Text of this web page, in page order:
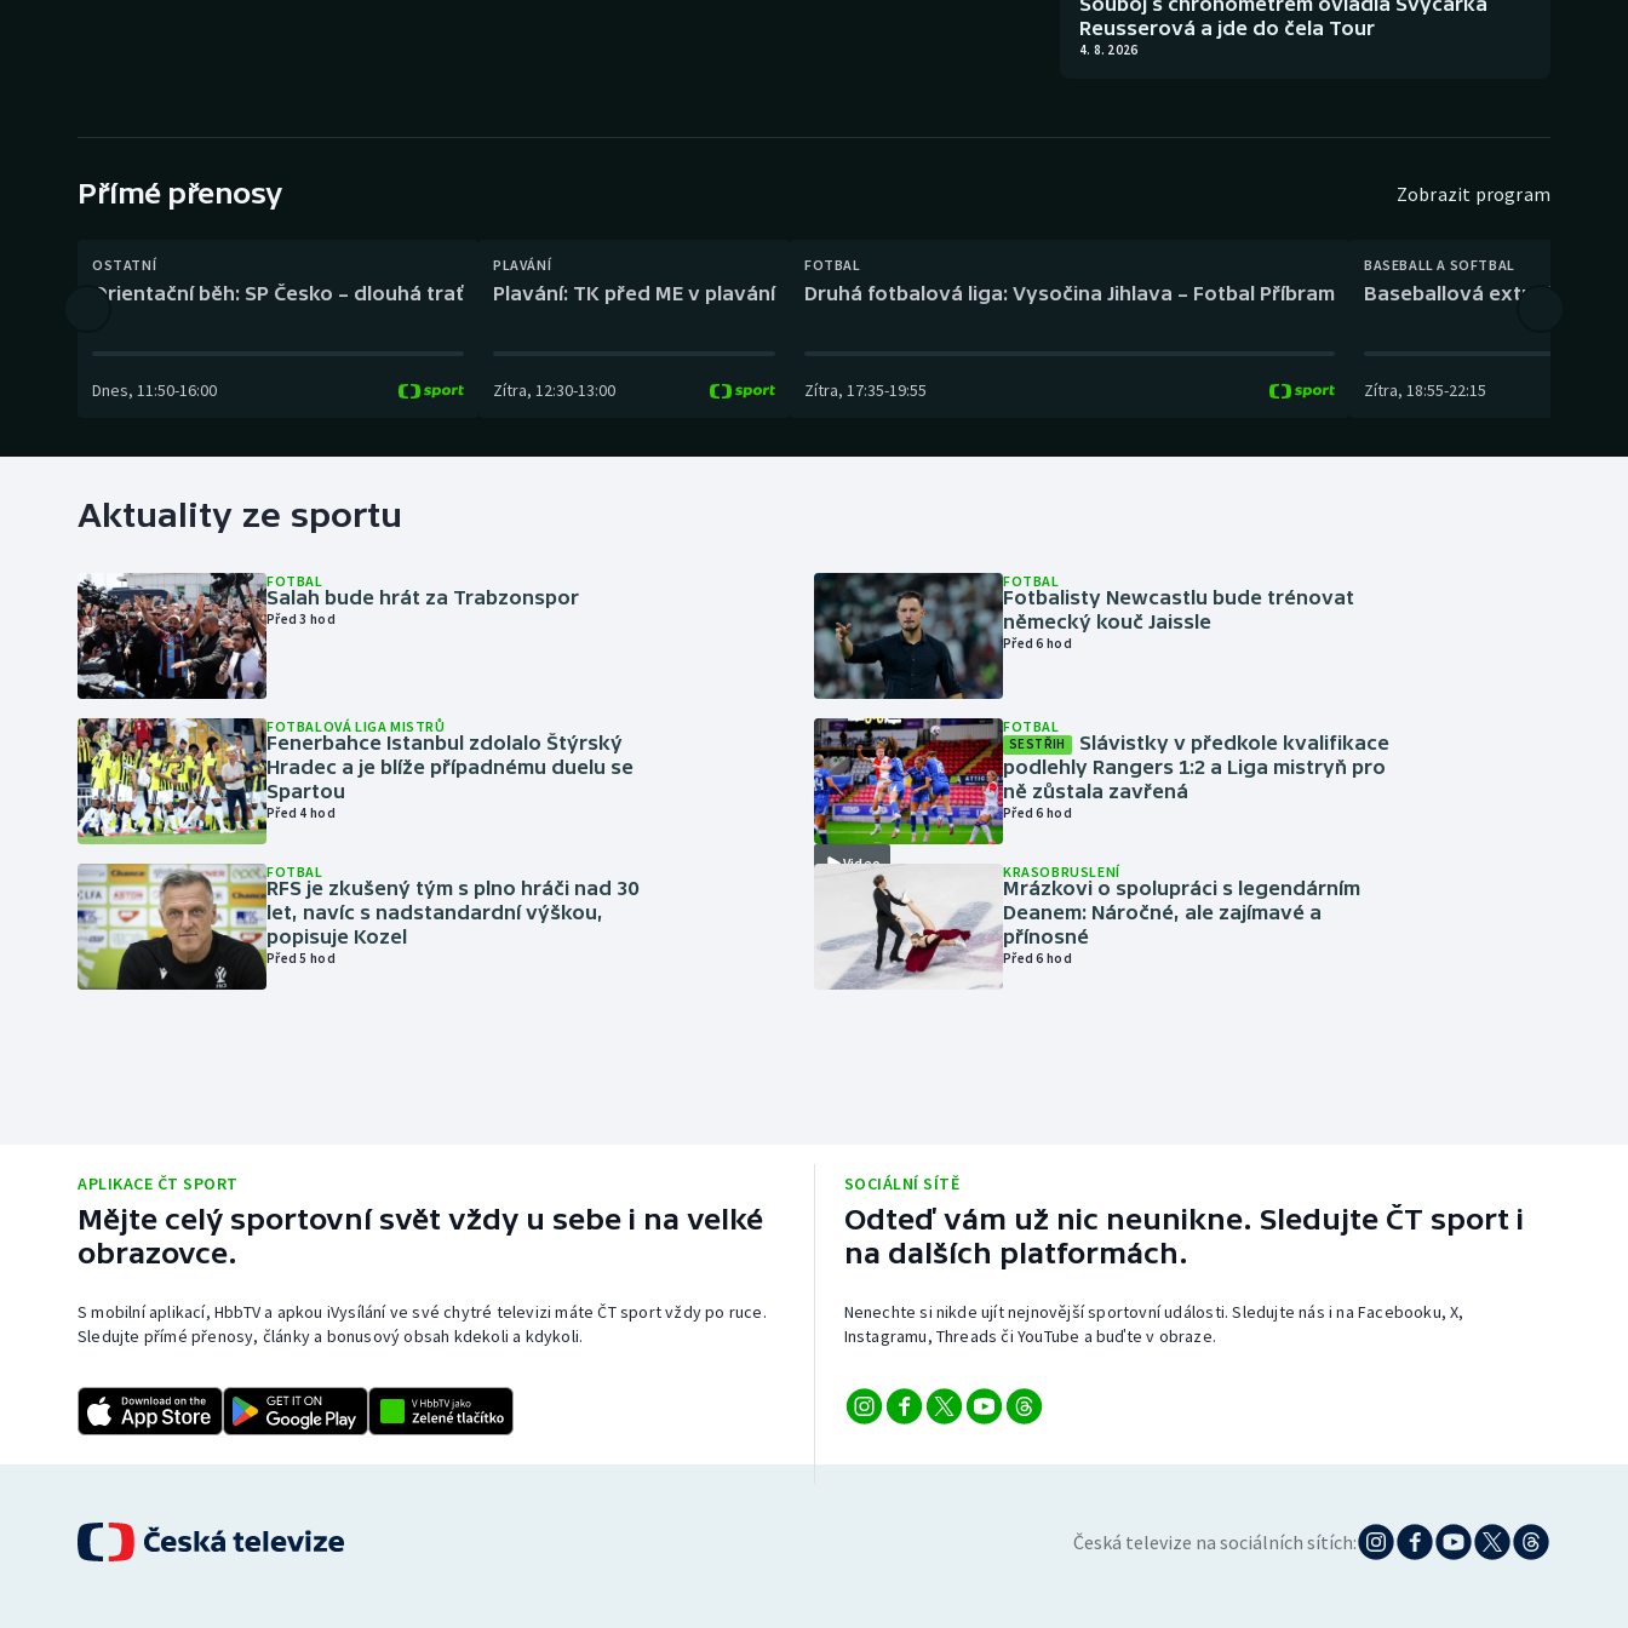
Gymnastika Plážový volejbal
Reusserová a jde do čela Tour
4. 8. 2026
Přímé přenosy Zobrazit program
OSTATNÍ
Orientační běh: SP Česko – dlouhá trať
Dnes, 11:50-16:00
PLAVÁNÍ
Plavání: TK před ME v plavání
Zítra, 12:30-13:00
FOTBAL
Druhá fotbalová liga: Vysočina Jihlava – Fotbal Příbram
Zítra, 17:35-19:55
BASEBALL A SOFTBAL
Baseballová extraliga:
Zítra, 18:55-22:15
Aktuality ze sportu
FOTBAL
Salah bude hrát za Trabzonspor
Před 3 hod
FOTBALOVÁ LIGA MISTRŮ
Fenerbahce Istanbul zdolalo Štýrský
Hradec a je blíže případnému duelu se
Spartou
Před 4 hod
FOTBAL
RFS je zkušený tým s plno hráči nad 30
let, navíc s nadstandardní výškou,
popisuje Kozel
Před 5 hod
FOTBAL
Fotbalisty Newcastlu bude trénovat
německý kouč Jaissle
Před 6 hod
Video
FOTBAL
SESTŘIH
Slávistky v předkole kvalifikace
podlehly Rangers 1:2 a Liga mistryň pro
ně zůstala zavřená
Před 6 hod
KRASOBRUSLENÍ
Mrázkovi o spolupráci s legendárním
Deanem: Náročné, ale zajímavé a
přínosné
Před 6 hod
APLIKACE ČT SPORT
Mějte celý sportovní svět vždy u sebe i na velké
obrazovce.
S mobilní aplikací, HbbTV a apkou iVysílání ve své chytré televizi máte ČT sport vždy po ruce.
Sledujte přímé přenosy, články a bonusový obsah kdekoli a kdykoli.
SOCIÁLNÍ SÍTĚ
Odteď vám už nic neunikne. Sledujte ČT sport i
na dalších platformách.
Nenechte si nikde ujít nejnovější sportovní události. Sledujte nás i na Facebooku, X,
Instagramu, Threads či YouTube a buďte v obraze.
Česká televize na sociálních sítích: